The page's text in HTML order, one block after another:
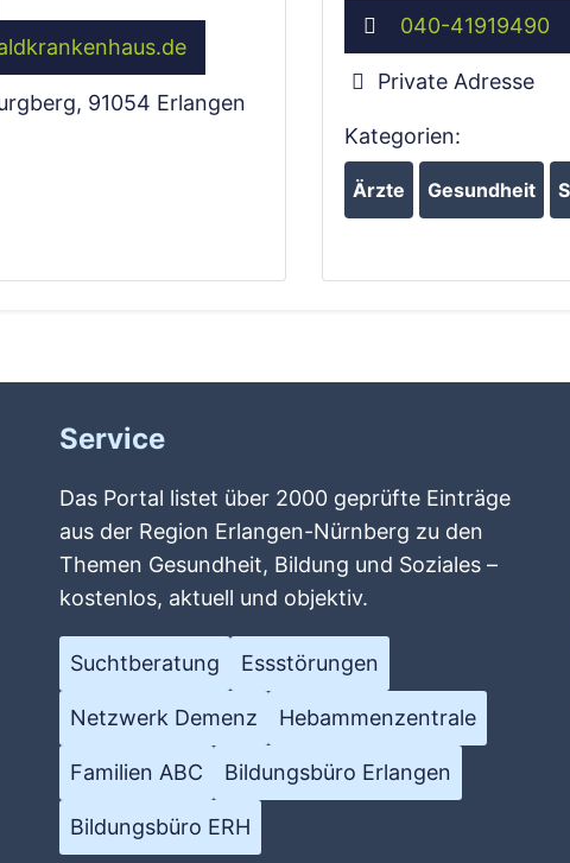
, 91054 Erlangen
040-41919490
Private Adresse
Kategorien:
Ärzte Gesundheit
Service
Das Portal listet über 2000 geprüfte Einträge
aus der Region Erlangen-Nürnberg zu den
Themen Gesundheit, Bildung und Soziales –
kostenlos, aktuell und objektiv.
Suchtberatung Essstörungen
Netzwerk Demenz Hebammenzentrale
Familien ABC Bildungsbüro Erlangen
Bildungsbüro ERH